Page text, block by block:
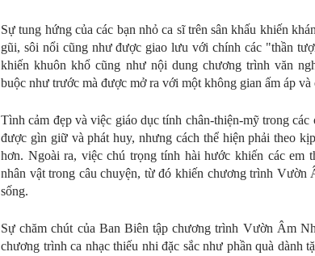
Sự tung hứng của các bạn nhỏ ca sĩ trên sân khấu khiến
gũi, sôi nổi cũng như được giao lưu với chính các "thần
khiến khuôn khổ cũng như nội dung chương trình văn
buộc như trước mà được mở ra với một không gian ấm áp và
Tình cảm đẹp và việc giáo dục tính chân-thiện-mỹ trong
được gìn giữ và phát huy, nhưng cách thể hiện phải theo
hơn. Ngoài ra, việc chú trọng tính hài hước khiến các em
nhân vật trong câu chuyện, từ đó khiến chương trình Vườn
sống.
Sự chăm chút của Ban Biên tập chương trình Vườn Âm
chương trình ca nhạc thiếu nhi đặc sắc như phần quà dành